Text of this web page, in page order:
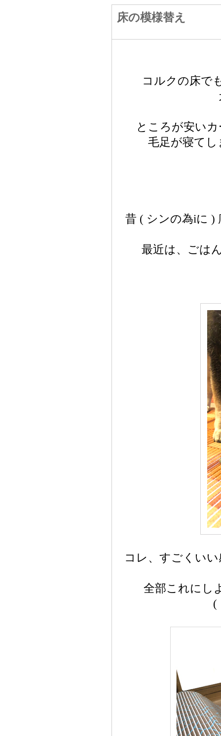
床の模様替え
コルクの床で
ところが安い
毛足が寝て
昔 ( シンの為iに )
最近は、ごは
コレ、すごくい
全部これにし
(